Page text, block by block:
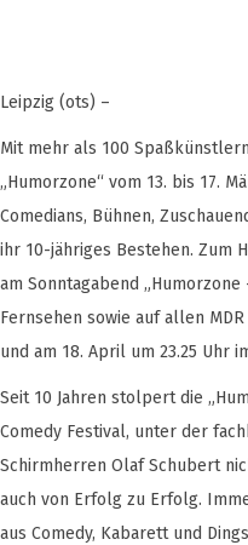
Leipzig (ots) –
Mit mehr als 100
„Humorzone“ vom 13. bis 17.
Comedians, Bühnen,
ihr 10-jähriges Bestehen. Zum
am Sonntagabend „Humorzone
Fernsehen sowie auf allen MDR
und am 18. April um 23.25 Uhr
Seit 10 Jahren stolpert die
Comedy Festival, unter der
Schirmherren Olaf Schubert
auch von Erfolg zu Erfolg.
aus Comedy, Kabarett und